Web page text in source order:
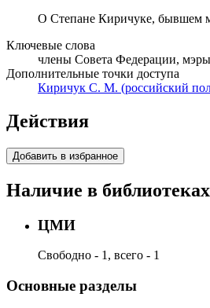
О Степане Киричуке, бывшем
Ключевые слова
члены Совета Федерации,
Дополнительные точки доступа
Киричук С. М. (российский
Действия
Добавить в избранное
Наличие в библиотеках
ЦМИ
Свободно - 1, всего - 1
Основные разделы